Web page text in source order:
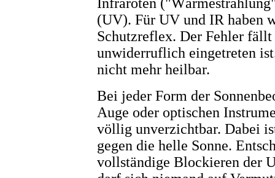
Infraroten
(UV). Für UV und IR haben
Schutzreflex. Der Fehler fällt
unwiderruflich eingetreten
nicht mehr heilbar.
Bei jeder Form der
Auge oder optischen
völlig unverzichtbar. Dabei
gegen die helle Sonne.
vollständige Blockieren der